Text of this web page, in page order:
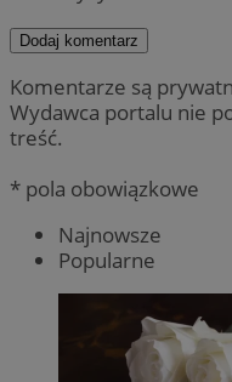
Dodaj komentarz
Komentarze są
Wydawca portalu nie
treść.
* pola obowiązkowe
Najnowsze
Popularne